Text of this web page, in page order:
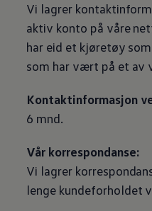
Vi lagrer
aktiv konto på våre
har eid et kjøretøy
som har vært på et av
Kontaktinformasjon
6 mnd.
Vår korrespondanse:
Vi lagrer
lenge kundeforholdet